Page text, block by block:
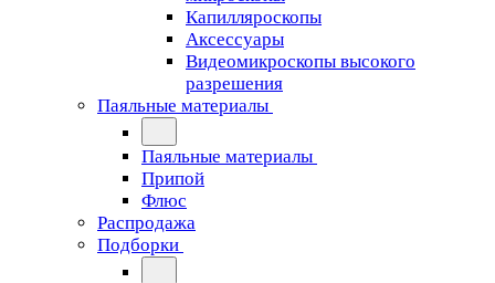
Капилляроскопы
Аксессуары
Видеомикроскопы высокого
разрешения
Паяльные материалы
Паяльные материалы
Припой
Флюс
Распродажа
Подборки